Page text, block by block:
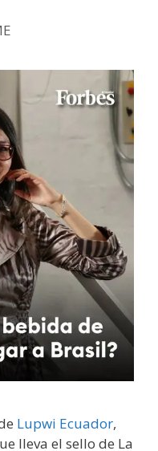
Lupwi Ecuador,
lleva el sello de La